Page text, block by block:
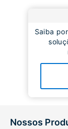
Saiba
Nossos